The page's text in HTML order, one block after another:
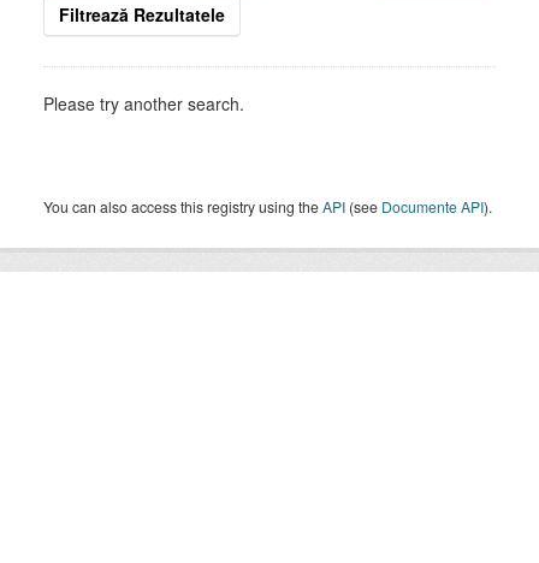
Filtrează Rezultatele
Please try another search.
You can also access this registry using theAPI (see Documente API).